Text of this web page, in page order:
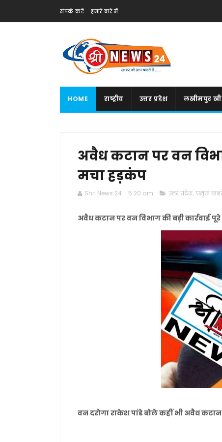
संपर्क करें हमारे बारे में
HOME राष्ट्रीय उत्तर प्रदेश लखीमपुर
अवैध कटान पर वन
मचा हड़कंप
Shri News 24 5:20 am उत्तर प्रदेश, प्रमुख
अवैध कटान पर वन विभाग की बड़ी कार्रवाई पूरे
वन दरोगा राकेश पांडे बोले कहीं भी अवैध कटान